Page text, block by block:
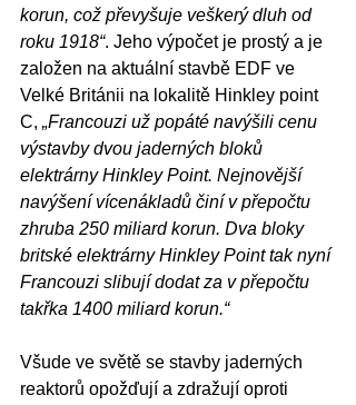
korun, což převyšuje veškerý dluh od
roku 1918“. Jeho výpočet je prostý a je
založen na aktuální stavbě EDF ve
Velké Británii na lokalitě Hinkley point
C, „Francouzi už popáté navýšili cenu
výstavby dvou jaderných bloků
elektrárny Hinkley Point. Nejnovější
navýšení vícenákladů činí v přepočtu
zhruba 250 miliard korun. Dva bloky
britské elektrárny Hinkley Point tak nyní
Francouzi slibují dodat za v přepočtu
takřka 1400 miliard korun.“
Všude ve světě se stavby jaderných
reaktorů opožďují a zdražují oproti